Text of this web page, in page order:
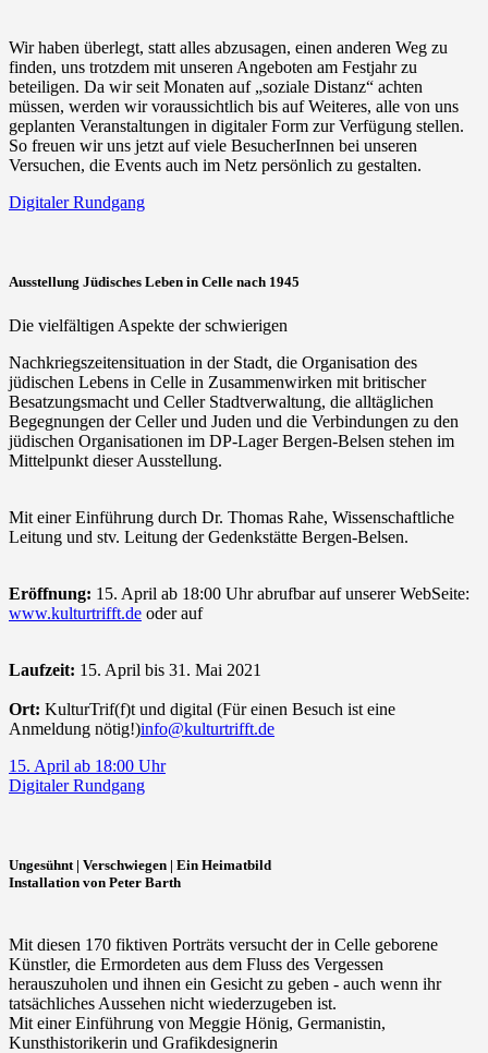
Wir haben überlegt, statt alles abzusagen, einen anderen Weg zu
finden, uns trotzdem mit unseren Angeboten am Festjahr zu
beteiligen. Da wir seit Monaten auf „soziale Distanz“ achten
müssen, werden wir voraussichtlich bis auf Weiteres, alle von uns
geplanten Veranstaltungen in digitaler Form zur Verfügung stellen.
So freuen wir uns jetzt auf viele BesucherInnen bei unseren
Versuchen, die Events auch im Netz persönlich zu gestalten.
Digitaler Rundgang
Ausstellung Jüdisches Leben in Celle nach 1945
Die vielfältigen Aspekte der schwierigen
Nachkriegszeitensituation in der Stadt, die Organisation des
jüdischen Lebens in Celle in Zusammenwirken mit britischer
Besatzungsmacht und Celler Stadtverwaltung, die alltäglichen
Begegnungen der Celler und Juden und die Verbindungen zu den
jüdischen Organisationen im DP-Lager Bergen-Belsen stehen im
Mittelpunkt dieser Ausstellung.
Mit einer Einführung durch Dr. Thomas Rahe, Wissenschaftliche
Leitung und stv. Leitung der Gedenkstätte Bergen-Belsen.
Eröffnung: 15. April ab 18:00 Uhr abrufbar auf unserer WebSeite:
www.kulturtrifft.de oder auf
Laufzeit: 15. April bis 31. Mai 2021
Ort: KulturTrif(f)t und digital (Für einen Besuch ist eine
Anmeldung nötig!)info@kulturtrifft.de
15. April ab 18:00 Uhr
Digitaler Rundgang
Ungesühnt | Verschwiegen | Ein Heimatbild
Installation von Peter Barth
Mit diesen 170 fiktiven Porträts versucht der in Celle geborene
Künstler, die Ermordeten aus dem Fluss des Vergessen
herauszuholen und ihnen ein Gesicht zu geben - auch wenn ihr
tatsächliches Aussehen nicht wiederzugeben ist.
Mit einer Einführung von Meggie Hönig, Germanistin,
Kunsthistorikerin und Grafikdesignerin